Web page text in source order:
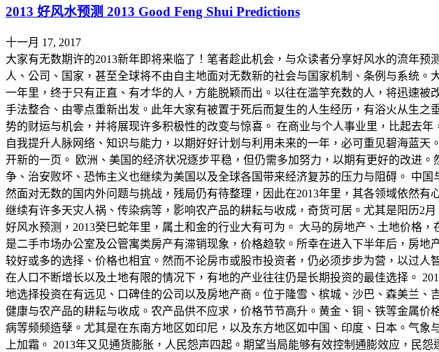
2013 好风水预测 2013 Good Feng Shui Predictions
十一月 17, 2017
大家有无数期许的2013新年即将来临了！笔者趁此机会，与众读者分享好风水的流年
人、公司、国家，甚至全球将不由自主地面对无数新的社会与国家机制、条例与系统
一年里，终于只有正直、有才华的人，方能脱颖而出。以往在滥竽充数的人，将迅速
手法整合、由零点重新出发。此年大家有被置于死后而复生的人生经历，有浴火从生
势的财运与机会，并将展现许多积极性的改变与惊喜。 在商业与个人事业里，比起去
自我提升人脉网络、知识与能力，以期好好计划与利用未来的一年，必可重见碧海蓝
开新的一页。 欧洲、美国的经济状况逐步平稳，但仍需多加努力，以期有更好的改进
争、治安败坏、恐怖主义也继续为美国以及全球各国带来经济复苏的压力与阻碍。 中
然面对无数的国内外问题与挑战，残局仍有待整理，因此在2013年里，其各领域
继续有许多天灾人祸、传染病等，影响农产品的耕耘与收成，奇货可居。尤其是阳历2
好风水预测，2013癸巳蛇年里，属土和金的行业大有可为。 大马的房地产、土地价格
是二手市场办公室及公管寓类房产有滞销现象，价格趋软。所幸在进入下半年后，房
较好或多的选择、价格也相宜。然而不论房市或股市投资者，仍必须步步为营，以过
在人口不断增长以及土地有限的情况下，有地的产业往往仍是长期投资的最佳选择。
地选择投资在有远见、口碑佳的公司以及房地产商。位于隆雪、槟城、沙巴、森美兰
健康与农产品的耕耘与收成。农产品供不应求，价格节节高升。黄金、铜、铁等金属
病等频频造孽。尤其是在东南方地区如印尼，以及东方地区如中国、印度、日本。气
上加霜。 2013年又见通货膨胀，人民怨声四起。期望当局能够有效控制通膨效应，民